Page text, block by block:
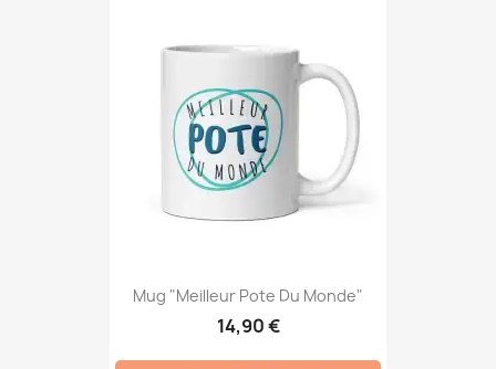
Mug "Meilleur Pote Du Monde"
14,90 €